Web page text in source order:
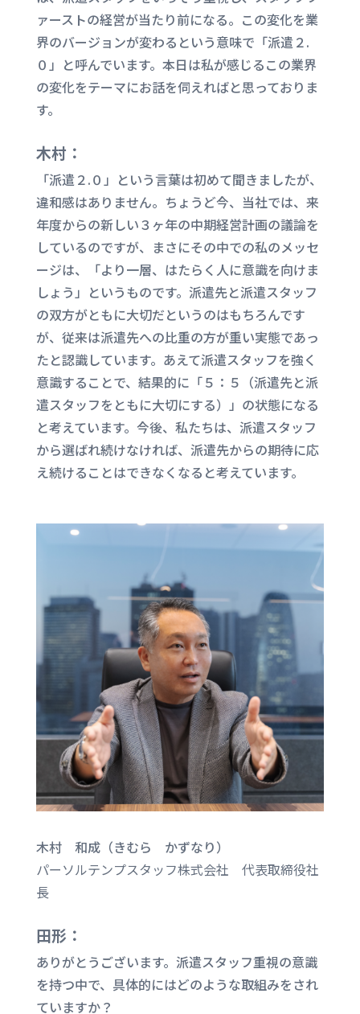
ァーストの経営が当たり前になる。この変化を業
界のバージョンが変わるという意味で「派遣２.
０」と呼んでいます。本日は私が感じるこの業界
の変化をテーマにお話を伺えればと思っておりま
す。
木村：
「派遣２.０」という言葉は初めて聞きましたが、
違和感はありません。ちょうど今、当社では、来
年度からの新しい３ヶ年の中期経営計画の議論を
しているのですが、まさにその中での私のメッセ
ージは、「より一層、はたらく人に意識を向けま
しょう」というものです。派遣先と派遣スタッフ
の双方がともに大切だというのはもちろんです
が、従来は派遣先への比重の方が重い実態であっ
たと認識しています。あえて派遣スタッフを強く
意識することで、結果的に「５：５（派遣先と派
遣スタッフをともに大切にする）」の状態になる
と考えています。今後、私たちは、派遣スタッフ
から選ばれ続けなければ、派遣先からの期待に応
え続けることはできなくなると考えています。
木村 和成（きむら かずなり）
パーソルテンプスタッフ株式会社 代表取締役社
長
田形：
ありがとうございます。派遣スタッフ重視の意識
を持つ中で、具体的にはどのような取組みをされ
ていますか？